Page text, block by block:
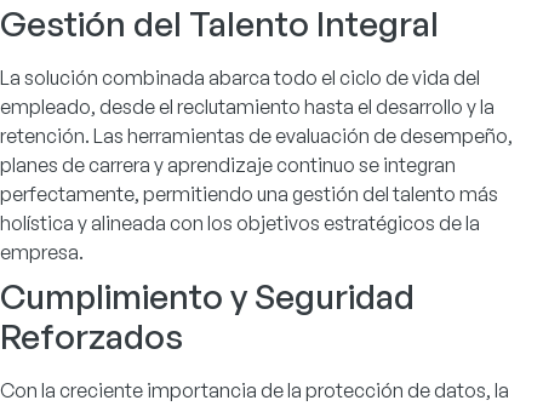
Gestión del Talento Integral
La solución combinada abarca todo el ciclo de vida del
empleado, desde el reclutamiento hasta el desarrollo y la
retención. Las herramientas de evaluación de desempeño,
planes de carrera y aprendizaje continuo se integran
perfectamente, permitiendo una gestión del talento más
holística y alineada con los objetivos estratégicos de la
empresa.
Cumplimiento y Seguridad
Reforzados
Con la creciente importancia de la protección de datos, la